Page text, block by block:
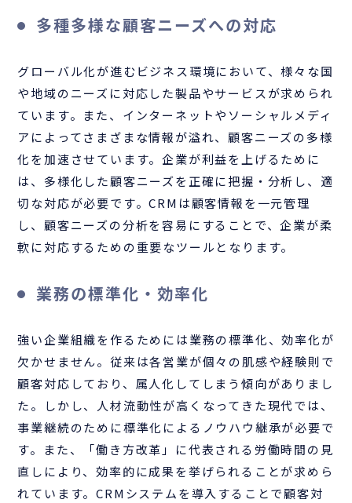
多種多様な顧客ニーズへの対応
グローバル化が進むビジネス環境において、様々な国
や地域のニーズに対応した製品やサービスが求められ
ています。また、インターネットやソーシャルメディ
アによってさまざまな情報が溢れ、顧客ニーズの多様
化を加速させています。企業が利益を上げるために
は、多様化した顧客ニーズを正確に把握・分析し、適
切な対応が必要です。CRMは顧客情報を一元管理
し、顧客ニーズの分析を容易にすることで、企業が柔
軟に対応するための重要なツールとなります。
業務の標準化・効率化
強い企業組織を作るためには業務の標準化、効率化が
欠かせません。従来は各営業が個々の肌感や経験則で
顧客対応しており、属人化してしまう傾向がありまし
た。しかし、人材流動性が高くなってきた現代では、
事業継続のために標準化によるノウハウ継承が必要で
す。また、「働き方改革」に代表される労働時間の見
直しにより、効率的に成果を挙げられることが求めら
れています。CRMシステムを導入することで顧客対